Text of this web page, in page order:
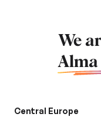
We
Alma
Central Europe